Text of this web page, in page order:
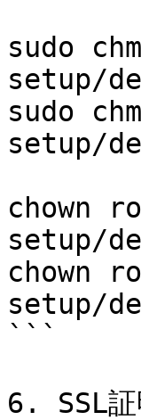
sudo
setup/
sudo
setup/
chown
setup/
chown
setup/
```
6. SSL